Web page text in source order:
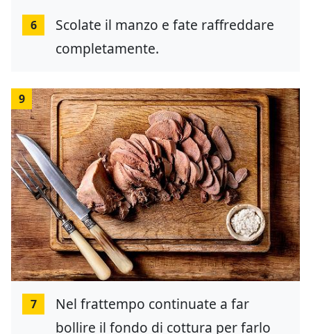
6
Scolate il manzo e fate raffreddare
completamente.
9
7
Nel frattempo continuate a far
bollire il fondo di cottura per farlo